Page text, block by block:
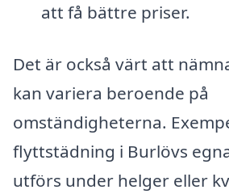
att få bättre priser.
Det är också värt att
kan variera beroende på
omständigheterna.
flyttstädning i Burlövs
utförs under helger eller